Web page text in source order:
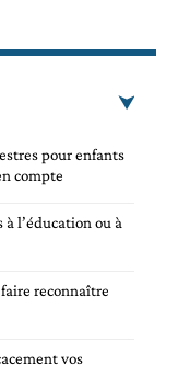
pour enfants
compte
l’éducation ou à
reconnaître
vos